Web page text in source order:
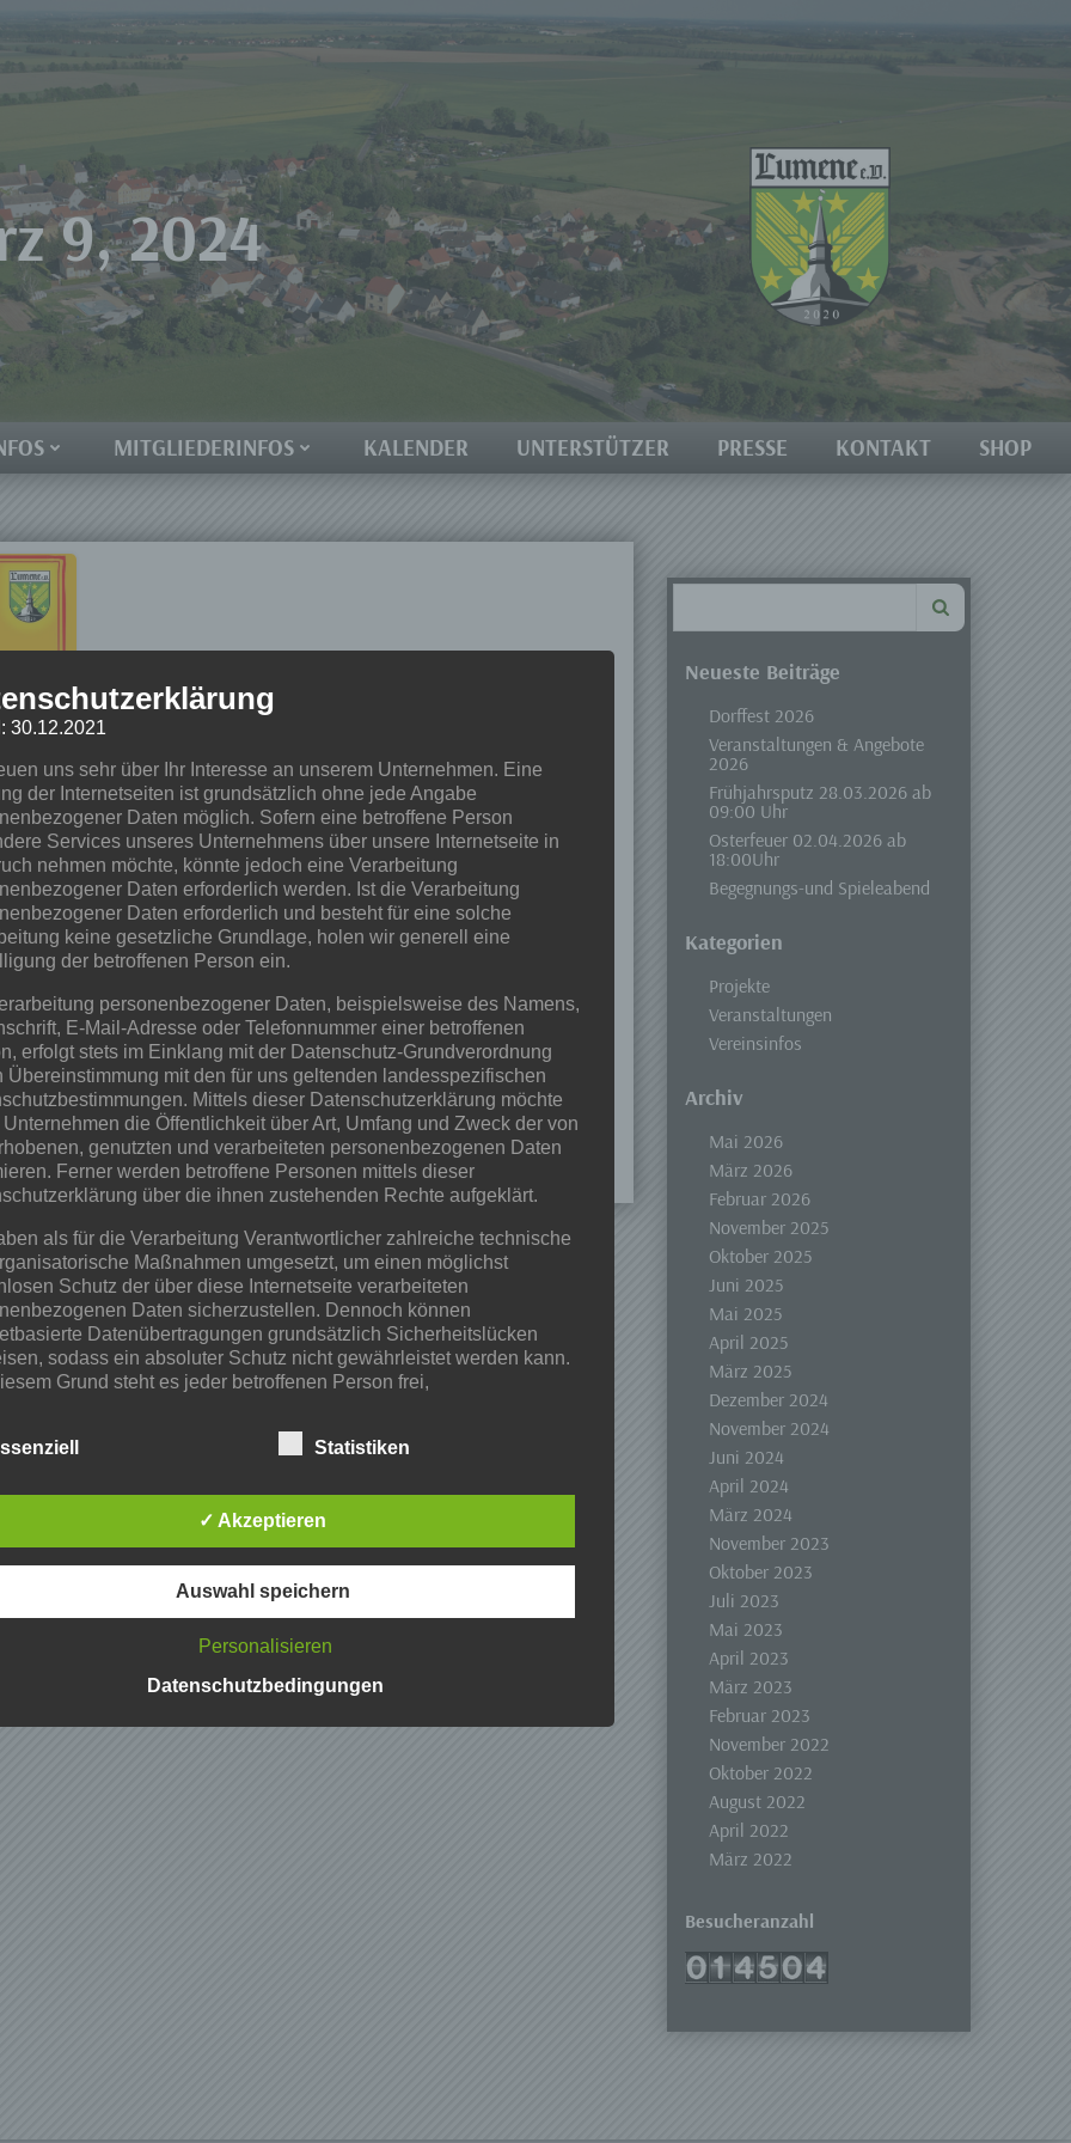
9, 2024
MITGLIEDERINFOS KALENDER UNTERSTÜTZER PRESSE KONTAKT SHOP
for:
Neueste Beiträge
Dorffest 2026
Veranstaltungen & Angebote
2026
Frühjahrsputz 28.03.2026 ab
09:00 Uhr
Osterfeuer 02.04.2026 ab
18:00Uhr
Begegnungs-und Spieleabend
Kategorien
Projekte
Veranstaltungen
Vereinsinfos
Archiv
Mai 2026
März 2026
Februar 2026
November 2025
Oktober 2025
Juni 2025
Mai 2025
April 2025
März 2025
Dezember 2024
November 2024
Juni 2024
April 2024
März 2024
November 2023
Oktober 2023
Juli 2023
Mai 2023
April 2023
März 2023
Februar 2023
November 2022
Oktober 2022
August 2022
April 2022
März 2022
Besucheranzahl
30.12.2021
uns sehr über Ihr Interesse an unserem Unternehmen. Eine
der Internetseiten ist grundsätzlich ohne jede Angabe
Daten möglich. Sofern eine betroffene Person
Services unseres Unternehmens über unsere Internetseite in
nehmen möchte, könnte jedoch eine Verarbeitung
Daten erforderlich werden. Ist die Verarbeitung
Daten erforderlich und besteht für eine solche
keine gesetzliche Grundlage, holen wir generell eine
der betroffenen Person ein.
personenbezogener Daten, beispielsweise des Namens,
E-Mail-Adresse oder Telefonnummer einer betroffenen
erfolgt stets im Einklang mit der Datenschutz-Grundverordnung
Übereinstimmung mit den für uns geltenden landesspezifischen
Mittels dieser Datenschutzerklärung möchte
Unternehmen die Öffentlichkeit über Art, Umfang und Zweck der von
genutzten und verarbeiteten personenbezogenen Daten
Ferner werden betroffene Personen mittels dieser
über die ihnen zustehenden Rechte aufgeklärt.
als für die Verarbeitung Verantwortlicher zahlreiche technische
Maßnahmen umgesetzt, um einen möglichst
Schutz der über diese Internetseite verarbeiteten
Daten sicherzustellen. Dennoch können
Datenübertragungen grundsätzlich Sicherheitslücken
sodass ein absoluter Schutz nicht gewährleistet werden kann.
Grund steht es jeder betroffenen Person frei,
an uns zu übermitteln.
beruht auf den Begrifflichkeiten, die durch den
Richtlinien- und Verordnungsgeber beim Erlass der
Grundverordnung (DS-GVO) verwendet wurden. Unsere
soll sowohl für die Öffentlichkeit als auch für unsere
gewährleisten, möchten wir vorab die verwendeten
in dieser Datenschutzerklärung unter anderem die
Statistiken
✓ Akzeptieren
Auswahl speichern
Personalisieren
Datenschutzbedingungen